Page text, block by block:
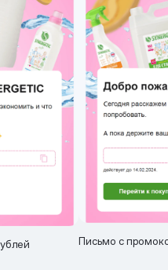
Письмо с